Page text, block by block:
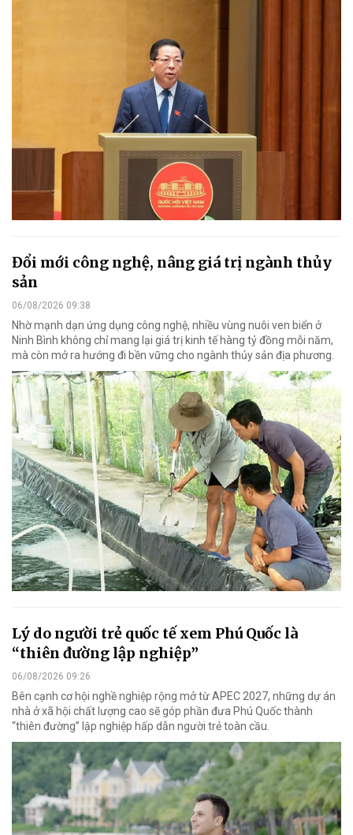
Đổi mới công nghệ, nâng giá trị ngành thủy
sản
06/08/2026 09:38
Nhờ mạnh dạn ứng dụng công nghệ, nhiều vùng nuôi ven biển ở
Ninh Bình không chỉ mang lại giá trị kinh tế hàng tỷ đồng mỗi năm,
mà còn mở ra hướng đi bền vững cho ngành thủy sản địa phương.
Lý do người trẻ quốc tế xem Phú Quốc là
“thiên đường lập nghiệp”
06/08/2026 09:26
Bên cạnh cơ hội nghề nghiệp rộng mở từ APEC 2027, những dự án
nhà ở xã hội chất lượng cao sẽ góp phần đưa Phú Quốc thành
“thiên đường” lập nghiệp hấp dẫn người trẻ toàn cầu.